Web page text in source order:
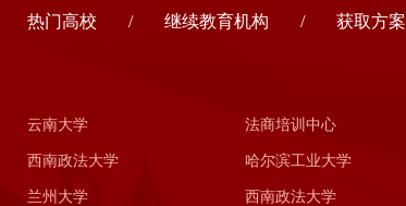
热门高校 / 继续教育机构 / 获取方案
云南大学 法商培训中心
西南政法大学 哈尔滨工业大学
兰州大学 西南政法大学